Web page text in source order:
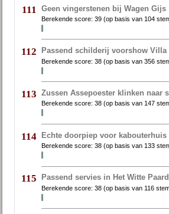
111 Geen vingerstenen bij Wagen Gijs
Berekende score:39 (op basis van 104
112 Passend schilderij voorshow Villa
Berekende score:38 (op basis van356
113 Zussen Assepoester klinken naar
Berekende score:38 (op basis van 147
114 Echte doorpiep voor kabouterhuis
Berekende score:38 (op basis van 133
115 Passend servies in Het Witte Paard
Berekende score:38 (op basis van 116